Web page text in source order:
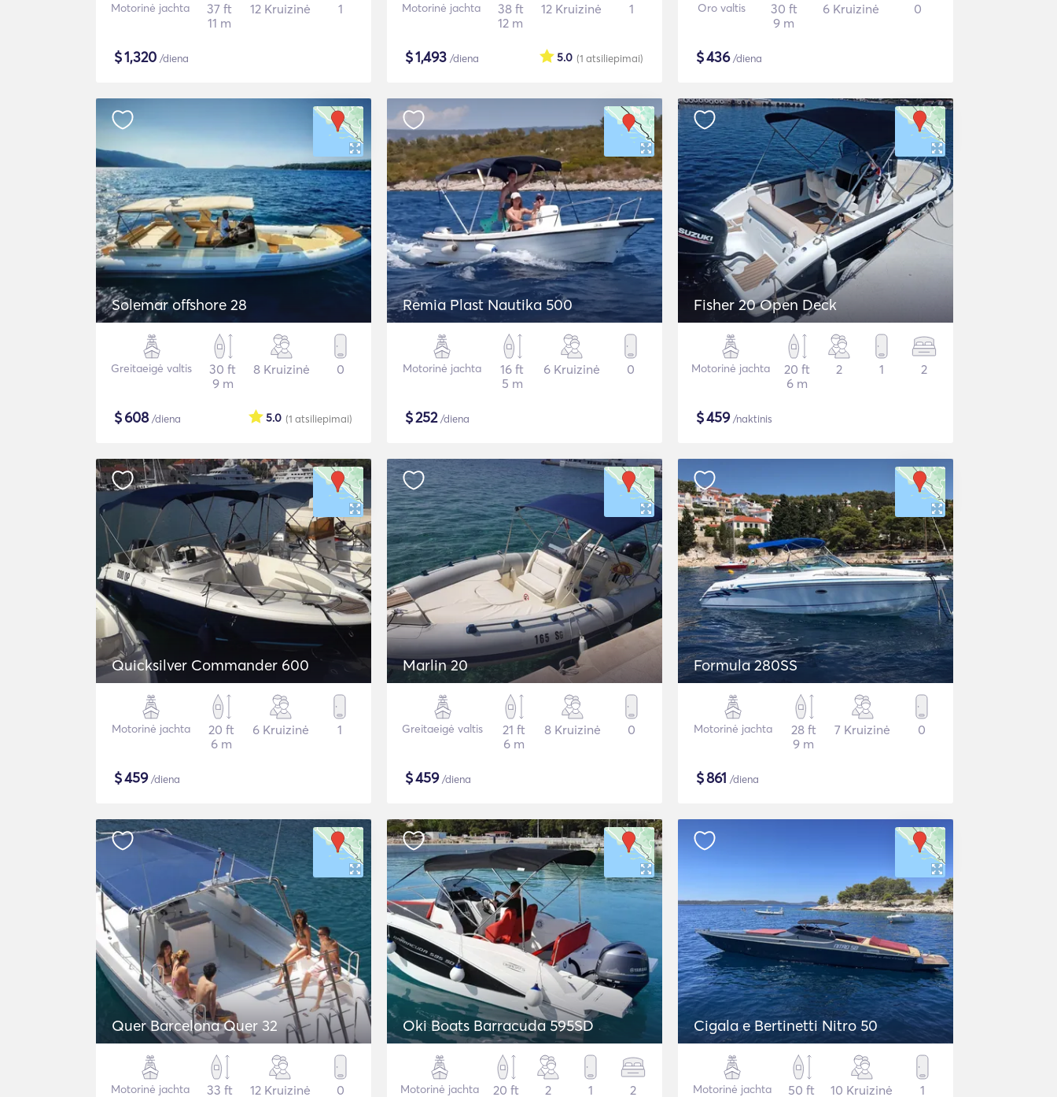
Motorinė jachta
37 ft
11 m
12 Kruizinė 1
$1,320 /diena
Motorinė jachta
38 ft
12 m
12 Kruizinė 1
$1,493 /diena (1 atsiliepimai)
5.0
Oro valtis
30 ft
9 m
6 Kruizinė 0
$436/diena
Solemar offshore 28
Greitaeigė valtis
30 ft
9 m
8 Kruizinė 0
$608/diena (1 atsiliepimai)
5.0
Remia Plast Nautika 500
Motorinė jachta
16 ft
5 m
6 Kruizinė 0
$252/diena
Fisher 20 Open Deck
Motorinė jachta
20 ft
6 m
2 1 2
$459/naktinis
Quicksilver Commander 600
Motorinė jachta
20 ft
6 m
6 Kruizinė 1
$459/diena
Marlin 20
Greitaeigė valtis
21 ft
6 m
8 Kruizinė 0
$459/diena
Formula 280SS
Motorinė jachta
28 ft
9 m
7 Kruizinė 0
$861 /diena
Quer Barcelona Quer 32
Motorinė jachta
33 ft
12 Kruizinė 0
Oki Boats Barracuda 595SD
Motorinė jachta
20 ft
2 1 2
Cigala e Bertinetti Nitro 50
Motorinė jachta
50 ft
10 Kruizinė 1